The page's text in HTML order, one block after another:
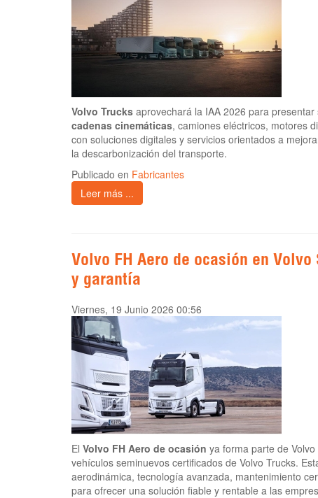
Volvo Trucks aprovechará la IAA 2026 para
cadenas cinemáticas, camiones eléctricos, motores
con soluciones digitales y servicios orientados a
la descarbonización del transporte.
Publicado en Fabricantes
Leer más ...
Volvo FH Aero de ocasión en
y garantía
Viernes, 19 Junio 2026 00:56
El Volvo FH Aero de ocasión ya forma parte de
vehículos seminuevos certificados de Volvo Trucks.
aerodinámica, tecnología avanzada, mantenimiento
para ofrecer una solución fiable y rentable a las